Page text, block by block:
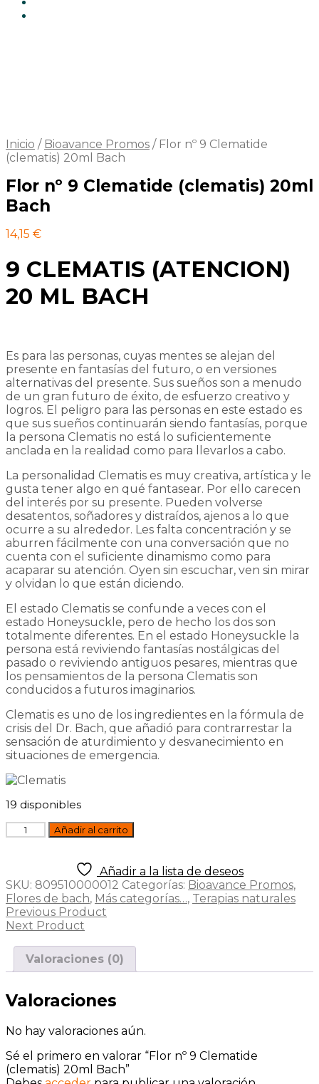
Inicio / Bioavance Promos /Flor nº 9 Clematide
(clematis) 20ml Bach
Flor nº 9 Clematide (clematis) 20ml
Bach
14,15 €
9 CLEMATIS (ATENCION)
20 ML BACH
Es para las personas, cuyas mentes se alejan del
presente en fantasías del futuro, o en versiones
alternativas del presente. Sus sueños son a menudo
de un gran futuro de éxito, de esfuerzo creativo y
logros. El peligro para las personas en este estado es
que sus sueños continuarán siendo fantasías, porque
la persona Clematis no está lo suficientemente
anclada en la realidad como para llevarlos a cabo.
La personalidad Clematis es muy creativa, artística y le
gusta tener algo en qué fantasear. Por ello carecen
del interés por su presente. Pueden volverse
desatentos, soñadores y distraídos, ajenos a lo que
ocurre a su alrededor. Les falta concentración y se
aburren fácilmente con una conversación que no
cuenta con el suficiente dinamismo como para
acaparar su atención. Oyen sin escuchar, ven sin mirar
y olvidan lo que están diciendo.
El estado Clematis se confunde a veces con el
estado Honeysuckle, pero de hecho los dos son
totalmente diferentes. En el estado Honeysuckle la
persona está reviviendo fantasías nostálgicas del
pasado o reviviendo antiguos pesares, mientras que
los pensamientos de la persona Clematis son
conducidos a futuros imaginarios.
Clematis es uno de los ingredientes en la fórmula de
crisis del Dr. Bach, que añadió para contrarrestar la
sensación de aturdimiento y desvanecimiento en
situaciones de emergencia.
19 disponibles
Flor
nº
(clematis)
20ml
Bach
cantidad
Añadir al carrito
Añadir a la lista de deseos
SKU: 809510000012 Categorías: Bioavance Promos,
Flores de bach, Más categorías…, Terapias naturales
Previous Product
Next Product
Valoraciones (0)
Valoraciones
No hay valoraciones aún.
Sé el primero en valorar “Flor nº 9 Clematide
(clematis) 20ml Bach”